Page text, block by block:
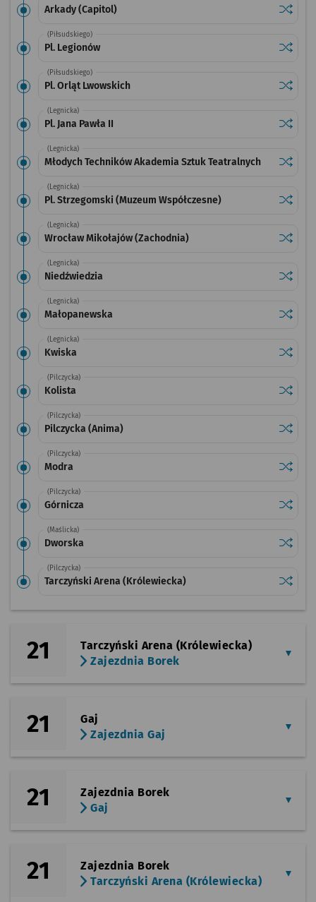
Arkady (Capitol)
(Piłsudskiego)
Pl. Legionów
(Piłsudskiego)
Pl. Orląt Lwowskich
(Legnicka)
Pl. Jana Pawła II
(Legnicka)
Młodych Techników Akademia Sztuk Teatralnych
(Legnicka)
Pl. Strzegomski (Muzeum Współczesne)
(Legnicka)
Wrocław Mikołajów (Zachodnia)
(Legnicka)
Niedźwiedzia
(Legnicka)
Małopanewska
(Legnicka)
Kwiska
(Pilczycka)
Kolista
(Pilczycka)
Pilczycka (Anima)
(Pilczycka)
Modra
(Pilczycka)
Górnicza
(Maślicka)
Dworska
(Pilczycka)
Tarczyński Arena (Królewiecka)
21
Tarczyński Arena (Królewiecka)
Zajezdnia Borek
21
Gaj
Zajezdnia Gaj
21
Zajezdnia Borek
Gaj
21
Zajezdnia Borek
Tarczyński Arena (Królewiecka)